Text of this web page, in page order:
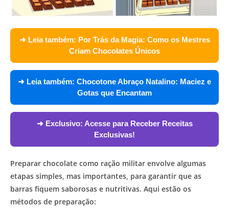
➜ Leia também: Por Trás da Magia: Como os Mestres
Criam Chocolates Únicos
➜ Leia também: Chocotone Abraço Natalino: Maciez e
Gotas que Encantam
➜ Exclusivo: Acesse para Receber Receitas
Exclusivas!
Preparar chocolate como ração militar envolve algumas
etapas simples, mas importantes, para garantir que as
barras fiquem saborosas e nutritivas. Aqui estão os
métodos de preparação: